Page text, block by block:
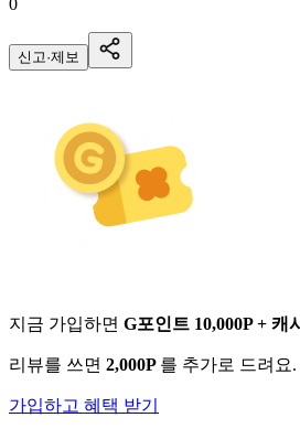
신고·제보
지금 가입하면 G포인트 10,000P + 캐
리뷰를 쓰면 2,000P 를 추가로 드려요
가입하고 혜택 받기